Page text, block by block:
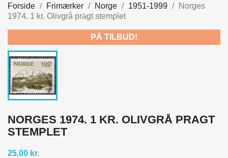
Forside Frimærker Norge 1951-1999
Norges
1974. 1 kr. Olivgrå pragt stemplet
PÅ TILBUD!
NORGES 1974. 1 KR. OLIVGRÅ PRAGT
STEMPLET
25,00 kr.